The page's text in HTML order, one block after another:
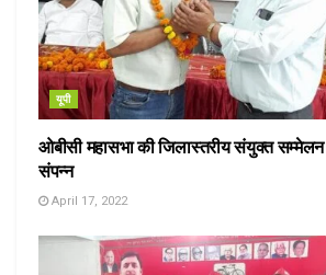
यूपी
ओबीसी महासभा की जिलास्तरीय संयुक्त सम्मेलन
संपन्न
April 17, 2022